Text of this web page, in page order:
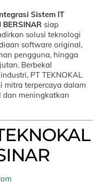
Sistem IT
BERSINAR siap
solusi teknologi
software original,
pengguna, hingga
Berbekal
PT TEKNOKAL
mitra terpercaya dalam
dan meningkatkan